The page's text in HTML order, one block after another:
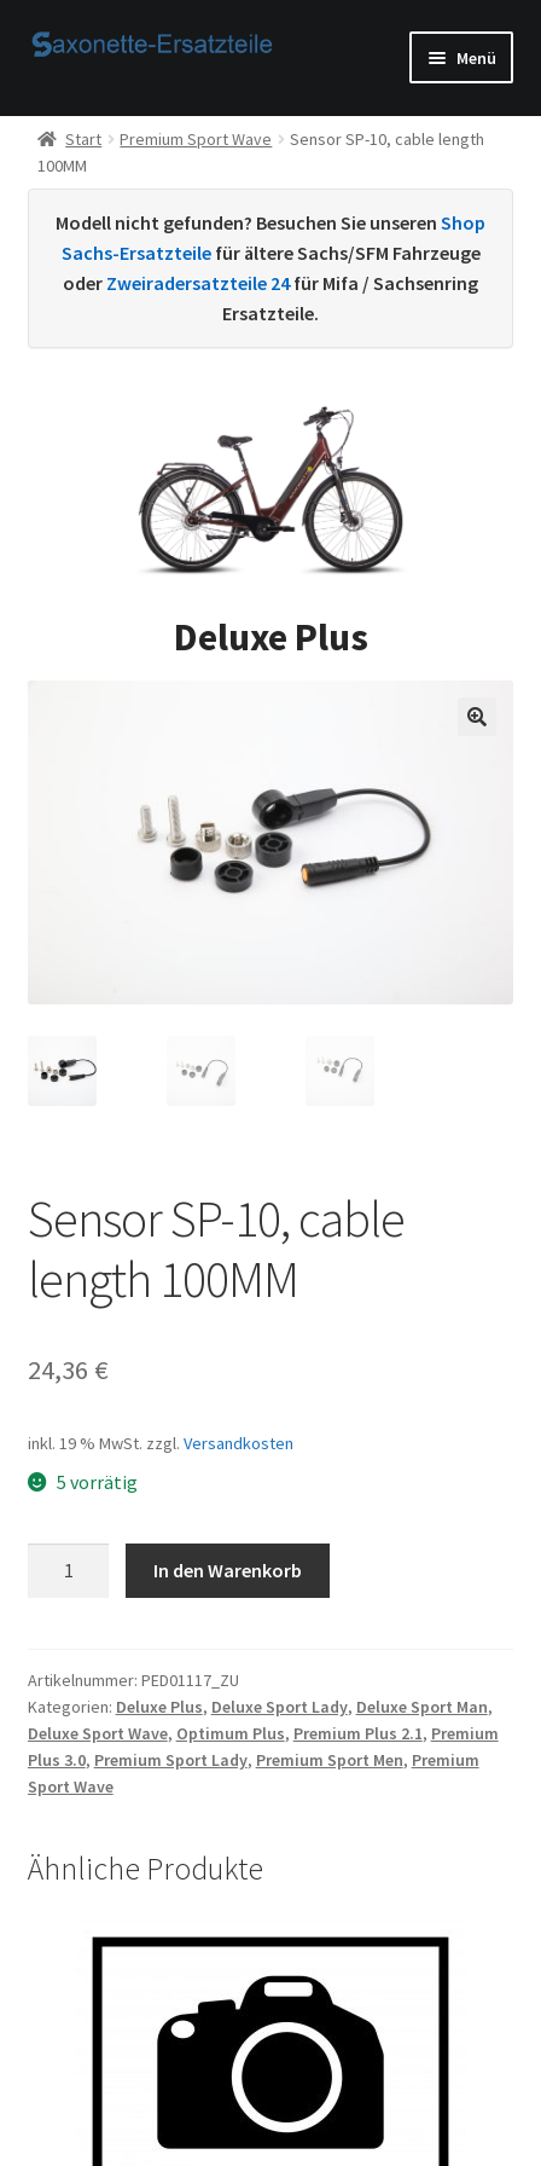
Zur
Zum
Menü
Start
AGB
Beispiel-Seite
Datenschutzerklärung von
Vertrag widerrufen
Zahlungsarten
Start Premium Sport Wave
Sensor SP-10, cable length
100MM
Modell nicht gefunden? Besuchen Sie unseren Shop
Sachs-Ersatzteilefür ältere Sachs/SFM Fahrzeuge
oder Zweiradersatzteile 24für Mifa / Sachsenring
Ersatzteile.
Deluxe Plus
Sensor SP-10, cable
length 100MM
24,36 €
inkl. 19 % MwSt. zzgl. Versandkosten
5 vorrätig
length
100MM
Menge
In den Warenkorb
Artikelnummer: PED01117_ZU
Kategorien: Deluxe Plus, Deluxe Sport Lady, Deluxe Sport Man,
Deluxe Sport Wave, Optimum Plus, Premium Plus 2.1, Premium
Plus 3.0, Premium Sport Lady, Premium Sport Men, Premium
Sport Wave
Ähnliche Produkte